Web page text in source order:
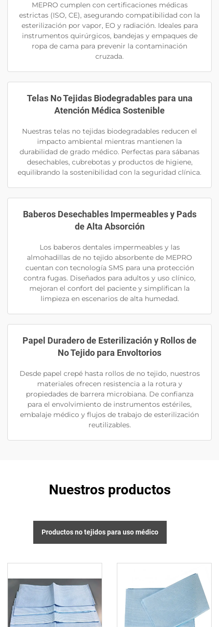
MEPRO cumplen con certificaciones médicas
estrictas (ISO, CE), asegurando compatibilidad con la
esterilización por vapor, EO y radiación. Ideales para
instrumentos quirúrgicos, bandejas y empaques de
ropa de cama para prevenir la contaminación
cruzada.
Telas No Tejidas Biodegradables para una
Atención Médica Sostenible
Nuestras telas no tejidas biodegradables reducen el
impacto ambiental mientras mantienen la
durabilidad de grado médico. Perfectas para sábanas
desechables, cubrebotas y productos de higiene,
equilibrando la sostenibilidad con la seguridad clínica.
Baberos Desechables Impermeables y Pads
de Alta Absorción
Los baberos dentales impermeables y las
almohadillas de no tejido absorbente de MEPRO
cuentan con tecnología SMS para una protección
contra fugas. Diseñados para adultos y uso clínico,
mejoran el confort del paciente y simplifican la
limpieza en escenarios de alta humedad.
Papel Duradero de Esterilización y Rollos de
No Tejido para Envoltorios
Desde papel crepé hasta rollos de no tejido, nuestros
materiales ofrecen resistencia a la rotura y
propiedades de barrera microbiana. De confianza
para el envolvimiento de instrumentos estériles,
embalaje médico y flujos de trabajo de esterilización
reutilizables.
Nuestros productos
Productos no tejidos para uso médico